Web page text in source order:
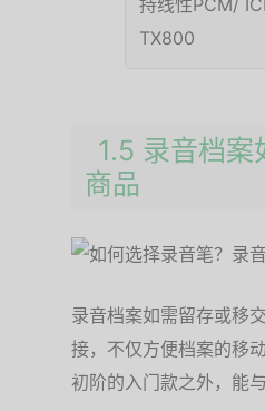
1.5 录音档
商品
录音档案如需留存或移
接，不仅方便档案的移
初阶的入门款之外，能